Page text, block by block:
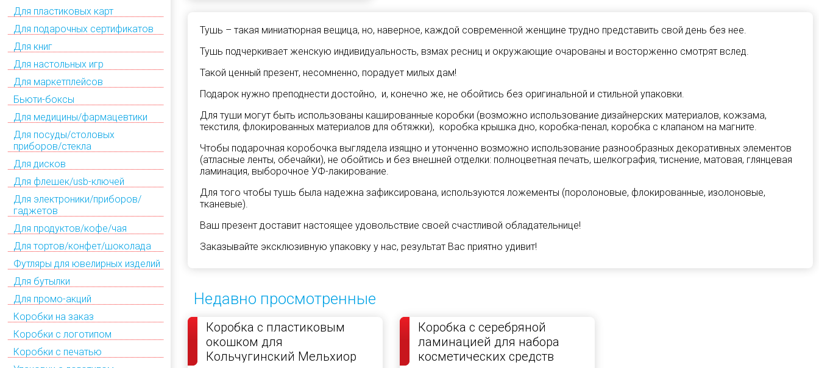
Для пластиковых карт
Для подарочных сертификатов
Для книг
Для настольных игр
Для маркетплейсов
Бьюти-боксы
Для медицины/фармацевтики
Для посуды/столовых
приборов/стекла
Для дисков
Для флешек/usb-ключей
Для электроники/приборов/
гаджетов
Для продуктов/кофе/чая
Для тортов/конфет/шоколада
Футляры для ювелирных изделий
Для бутылки
Для промо-акций
Коробки на заказ
Коробки с логотипом
Коробки с печатью
Тушь – такая миниатюрная вещица, но, наверное, каждой современной женщине трудно представить свой день без нее.
Тушь подчеркивает женскую индивидуальность, взмах ресниц и окружающие очарованы и восторженно смотрят вслед.
Такой ценный презент, несомненно, порадует милых дам!
Подарок нужно преподнести достойно, и, конечно же, не обойтись без оригинальной и стильной упаковки.
Для туши могут быть использованы кашированные коробки (возможно использование дизайнерских материалов, кожзама,
текстиля, флокированных материалов для обтяжки), коробка крышка дно, коробка-пенал, коробка с клапаном на магните.
Чтобы подарочная коробочка выглядела изящно и утонченно возможно использование разнообразных декоративных элементов
(атласные ленты, обечайки), не обойтись и без внешней отделки: полноцветная печать, шелкография, тиснение, матовая, глянцевая
ламинация, выборочное УФ-лакирование.
Для того чтобы тушь была надежна зафиксирована, используются ложементы (поролоновые, флокированные, изолоновые,
тканевые).
Ваш презент доставит настоящее удовольствие своей счастливой обладательнице!
Заказывайте эксклюзивную упаковку у нас, результат Вас приятно удивит!
Недавно просмотренные
Коробка с пластиковым
окошком для
Кольчугинский Мельхиор
Коробка с серебряной
ламинацией для набора
косметических средств